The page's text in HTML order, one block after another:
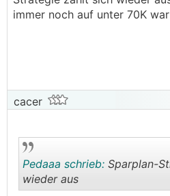
immer noch auf unter 70K
cacer
Pedaaa schrieb: Sparplan-
wieder aus